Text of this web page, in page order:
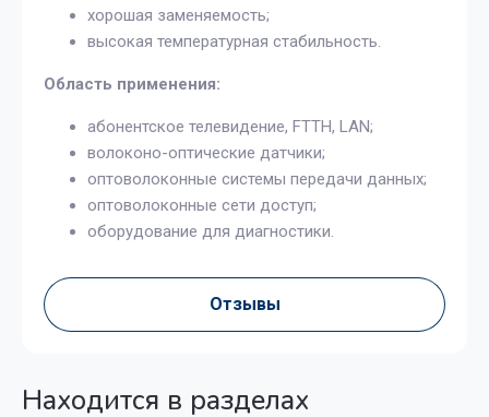
хорошая заменяемость;
высокая температурная стабильность.
Область применения:
абонентское телевидение, FTTH, LAN;
волоконо-оптические датчики;
оптоволоконные системы передачи данных;
оптоволоконные сети доступ;
оборудование для диагностики.
Отзывы
Находится в разделах